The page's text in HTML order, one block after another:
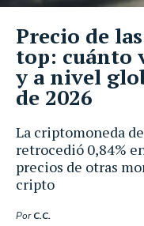
La criptomoneda
retrocedió 0,84%
precios de otras
cripto
PorC.C.
Precio de
top: cuánto
y a nivel
de 2026